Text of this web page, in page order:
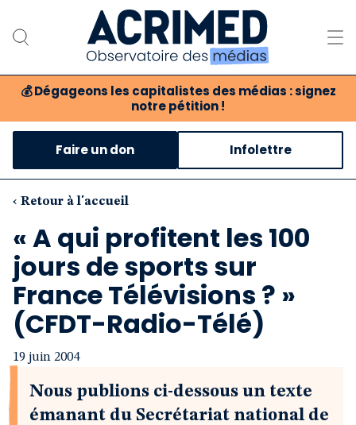
💰 Dégageons les capitalistes des médias : signez
notre pétition !
Notre association
Notre critique des médias
Nos propositions
Notre revue
Boutique
Faire un don Infolettre
‹ Retour à l'accueil
« A qui profitent les 100
jours de sports sur
France Télévisions ? »
(CFDT-Radio-Télé)
19 juin 2004
Nous publions ci-dessous un texte
émanant du Secrétariat national de